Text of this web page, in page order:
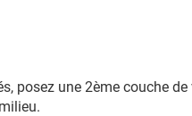
posez une 2ème couche